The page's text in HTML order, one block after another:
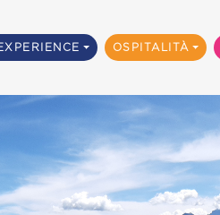
OSPITALITÀ